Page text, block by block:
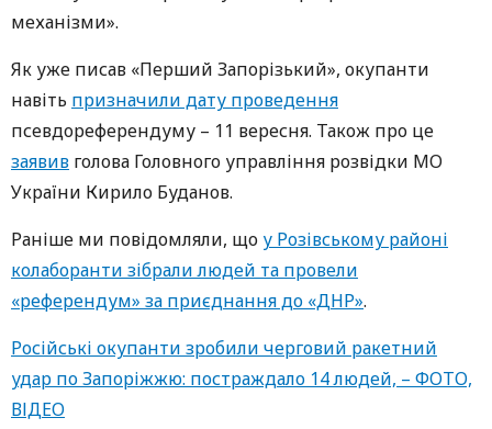
механізми».
Як уже писав «Перший Запорізький», окупанти
навіть призначили дату проведення
псевдореферендуму – 11 вересня. Також про це
заявив голова Головного управління розвідки МО
України Кирило Буданов.
Раніше ми повідомляли, що у Розівському районі
колаборанти зібрали людей та провели
«референдум» за приєднання до «ДНР».
Російські окупанти зробили черговий ракетний
удар по Запоріжжю: постраждало 14 людей, – ФОТО,
ВІДЕО